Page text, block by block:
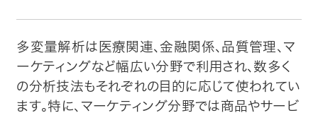
購入方法
お問い合わせ
画像・文章の使用について
多変量解析は医療関連、金融関係、品質管理、マ
ーケティングなど幅広い分野で利用され、数多く
の分析技法もそれぞれの目的に応じて使われてい
ます。特に、マーケティング分野では商品やサービ